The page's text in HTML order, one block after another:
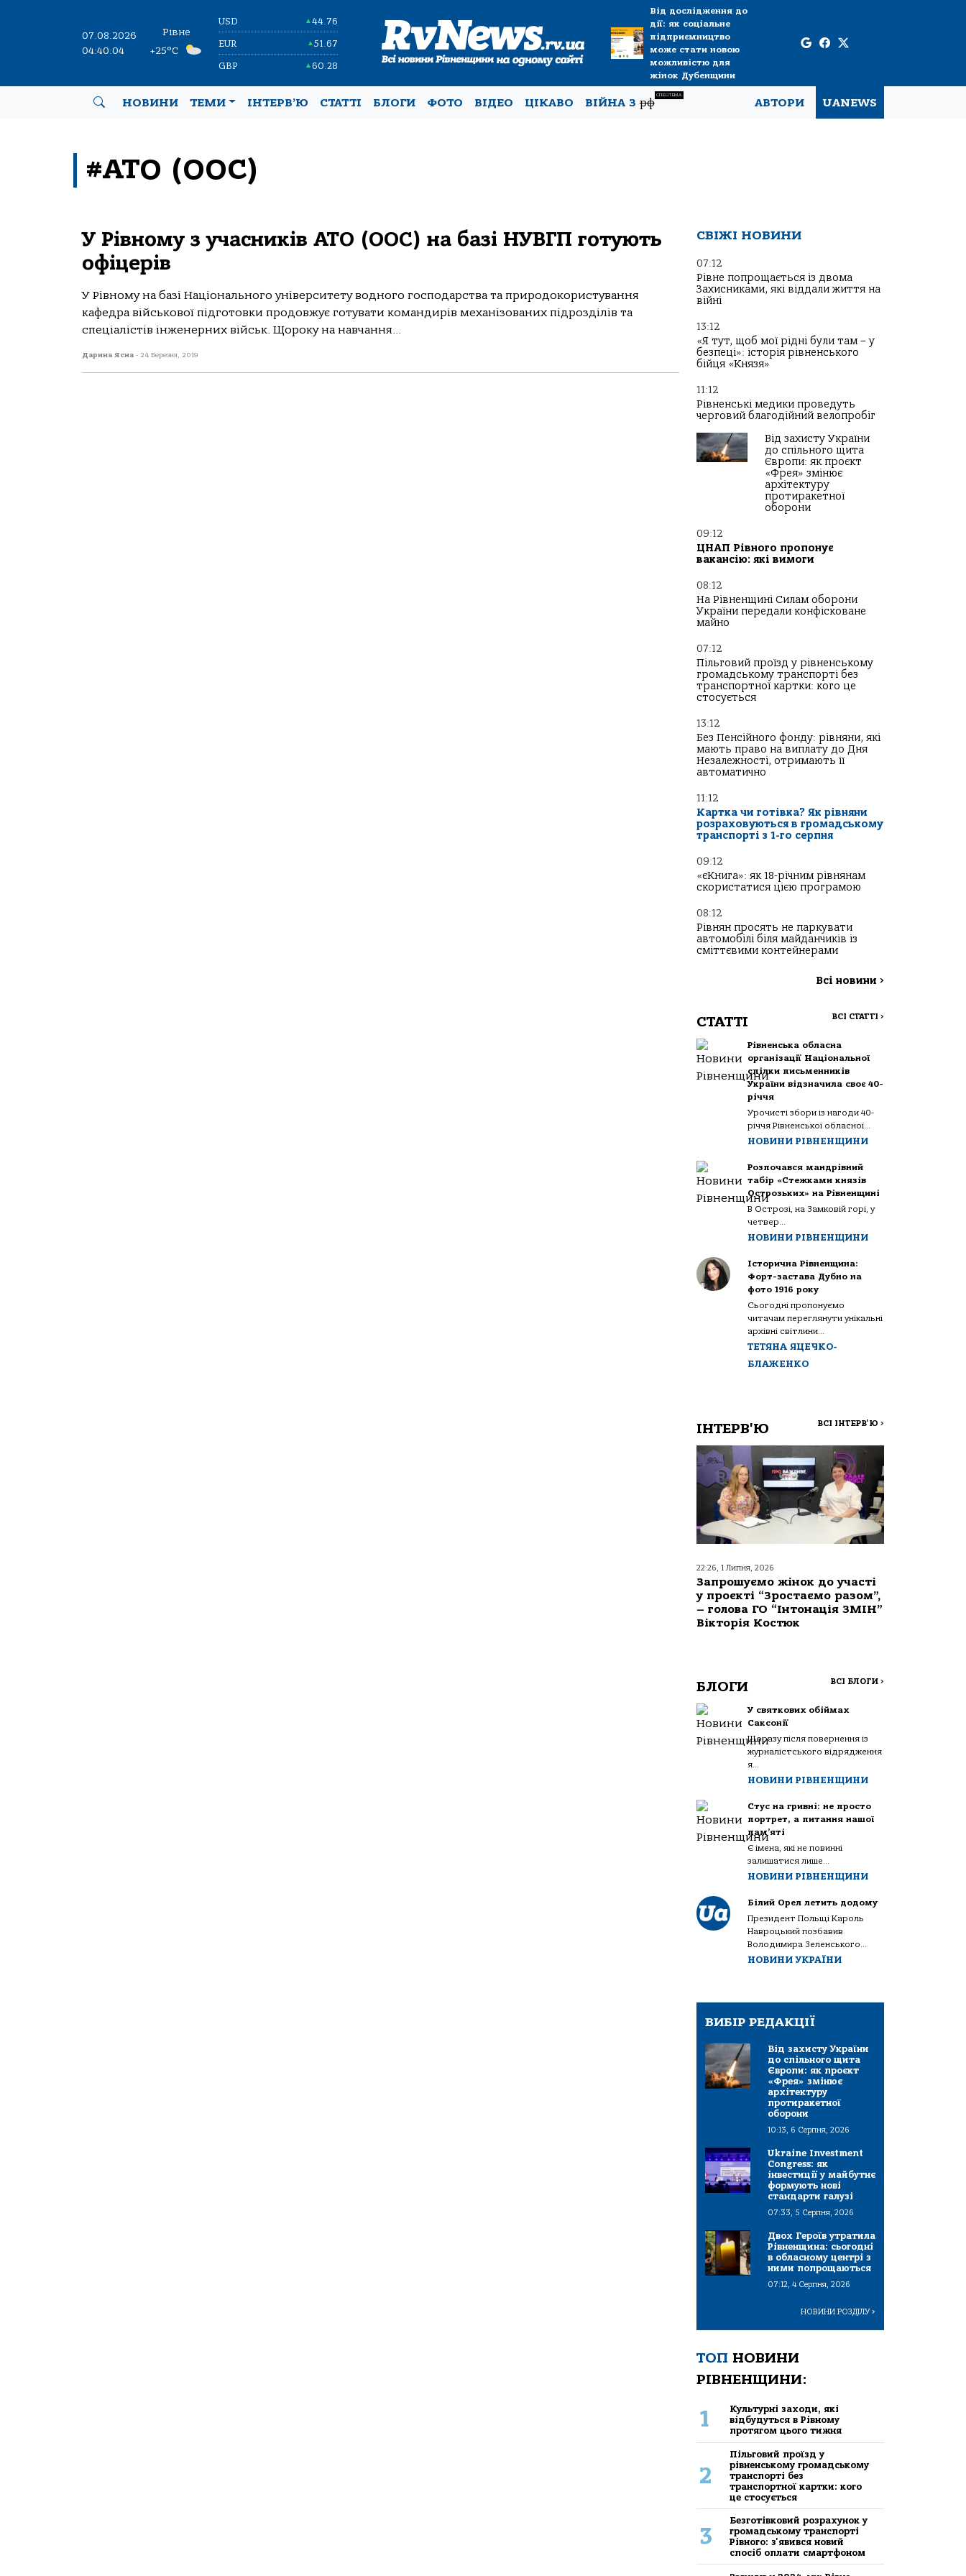
07.08.2026
04:40:04
Рівне
+25°C
USD ▲44.76
EUR ▲51.67
GBP ▲60.28
Від дослідження до
дії: як соціальне
підприємництво
може стати новою
можливістю для
жінок Дубенщини
НОВИНИ ТЕМИ ІНТЕРВ’Ю СТАТТІ БЛОГИ ФОТО ВІДЕО ЦІКАВО ВІЙНА Зрф
СПЕЦТЕМА
АВТОРИ UANEWS
#АТО (ООС)
У Рівному з учасників АТО (ООС) на базі НУВГП готують
офіцерів
У Рівному на базі Національного університету водного господарства та природокористування
кафедра військової підготовки продовжує готувати командирів механізованих підрозділів та
спеціалістів інженерних військ. Щороку на навчання...
Дарина Ясна - 24 Березня, 2019
СВІЖІ НОВИНИ
07:12
Рівне попрощається із двома
Захисниками, які віддали життя на
війні
13:12
«Я тут, щоб мої рідні були там – у
безпеці»: історія рівненського
бійця «Князя»
11:12
Рівненські медики проведуть
черговий благодійний велопробіг
Від захисту України
до спільного щита
Європи: як проєкт
«Фрея» змінює
архітектуру
протиракетної
оборони
09:12
ЦНАП Рівного пропонує
вакансію: які вимоги
08:12
На Рівненщині Силам оборони
України передали конфісковане
майно
07:12
Пільговий проїзд у рівненському
громадському транспорті без
транспортної картки: кого це
стосується
13:12
Без Пенсійного фонду: рівняни, які
мають право на виплату до Дня
Незалежності, отримають її
автоматично
11:12
Картка чи готівка? Як рівняни
розраховуються в громадському
транспорті з 1-го серпня
09:12
«єКнига»: як 18-річним рівнянам
скористатися цією програмою
08:12
Рівнян просять не паркувати
автомобілі біля майданчиків із
сміттєвими контейнерами
Всі новини >
СТАТТІ ВСІ СТАТТІ >
Рівненська обласна
організації Національної
спілки письменників
України відзначила своє 40-
річчя
Урочисті збори із нагоди 40-
річчя Рівненської обласної...
НОВИНИ РІВНЕНЩИНИ
Розпочався мандрівний
табір «Стежками князів
Острозьких» на Рівненщині
В Острозі, на Замковій горі, у
четвер...
НОВИНИ РІВНЕНЩИНИ
Історична Рівненщина:
Форт-застава Дубно на
фото 1916 року
Сьогодні пропонуємо
читачам переглянути унікальні
архівні світлини...
ТЕТЯНА ЯЦЕЧКО-
БЛАЖЕНКО
ІНТЕРВ'Ю ВСІ ІНТЕРВ'Ю >
22:26, 1 Липня, 2026
Запрошуємо жінок до участі
у проєкті “Зростаємо разом”,
– голова ГО “Інтонація ЗМІН”
Вікторія Костюк
БЛОГИ ВСІ БЛОГИ >
У святкових обіймах
Саксонії
Щоразу після повернення із
журналістського відрядження
я...
НОВИНИ РІВНЕНЩИНИ
Стус на гривні: не просто
портрет, а питання нашої
пам’яті
Є імена, які не повинні
залишатися лише...
НОВИНИ РІВНЕНЩИНИ
Білий Орел летить додому
Президент Польщі Кароль
Навроцький позбавив
Володимира Зеленського...
НОВИНИ УКРАЇНИ
ВИБІР РЕДАКЦІЇ
Від захисту України
до спільного щита
Європи: як проєкт
«Фрея» змінює
архітектуру
протиракетної
оборони
10:13, 6 Серпня, 2026
Ukraine Investment
Congress: як
інвестиції у майбутнє
формують нові
стандарти галузі
07:33, 5 Серпня, 2026
Двох Героїв утратила
Рівненщина: сьогодні
в обласному центрі з
ними попрощаються
07:12, 4 Серпня, 2026
НОВИНИ РОЗДІЛУ>
ТОП НОВИНИ
РІВНЕНЩИНИ:
1
Культурні заходи, які
відбудуться в Рівному
протягом цього тижня
2
Пільговий проїзд у
рівненському громадському
транспорті без
транспортної картки: кого
це стосується
3
Безготівковий розрахунок у
громадському транспорті
Рівного: з'явився новий
спосіб оплати смартфоном